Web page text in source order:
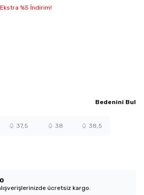
%5 İndirim!
Bedenini Bul
37,5 38 38,5
ücretsiz kargo.